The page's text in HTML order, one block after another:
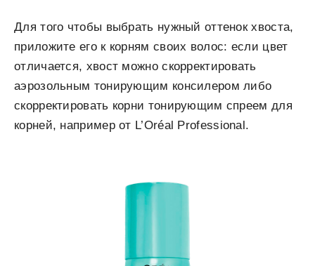
Для того чтобы выбрать нужный оттенок хвоста,
приложите его к корням своих волос: если цвет
отличается, хвост можно скорректировать
аэрозольным тонирующим консилером либо
скорректировать корни тонирующим спреем для
корней, например от L’Oréal Professional.